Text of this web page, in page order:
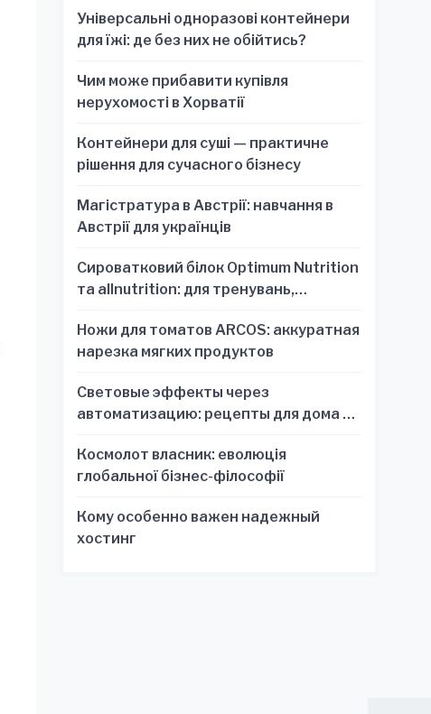
Універсальні одноразові контейнери
для їжі: де без них не обійтись?
Чим може прибавити купівля
нерухомості в Хорватії
Контейнери для суші — практичне
рішення для сучасного бізнесу
Магістратура в Австрії: навчання в
Австрії для українців
Сироватковий білок Optimum Nutrition
та allnutrition: для тренувань,
Ножи для томатов ARCOS: аккуратная
нарезка мягких продуктов
Световые эффекты через
автоматизацию: рецепты для дома и
Космолот власник: еволюція
глобальної бізнес-філософії
Кому особенно важен надежный
хостинг